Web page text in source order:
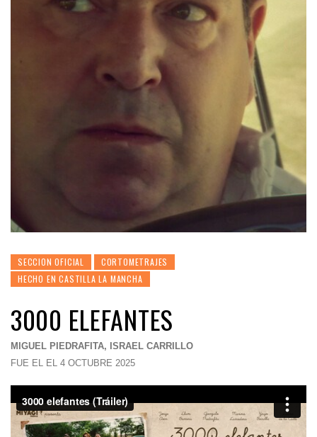
SECCION OFICIAL
CORTOMETRAJES
HECHO EN CASTILLA LA MANCHA
3000 ELEFANTES
MIGUEL PIEDRAFITA, ISRAEL CARRILLO
FUE EL EL 4 OCTUBRE 2025